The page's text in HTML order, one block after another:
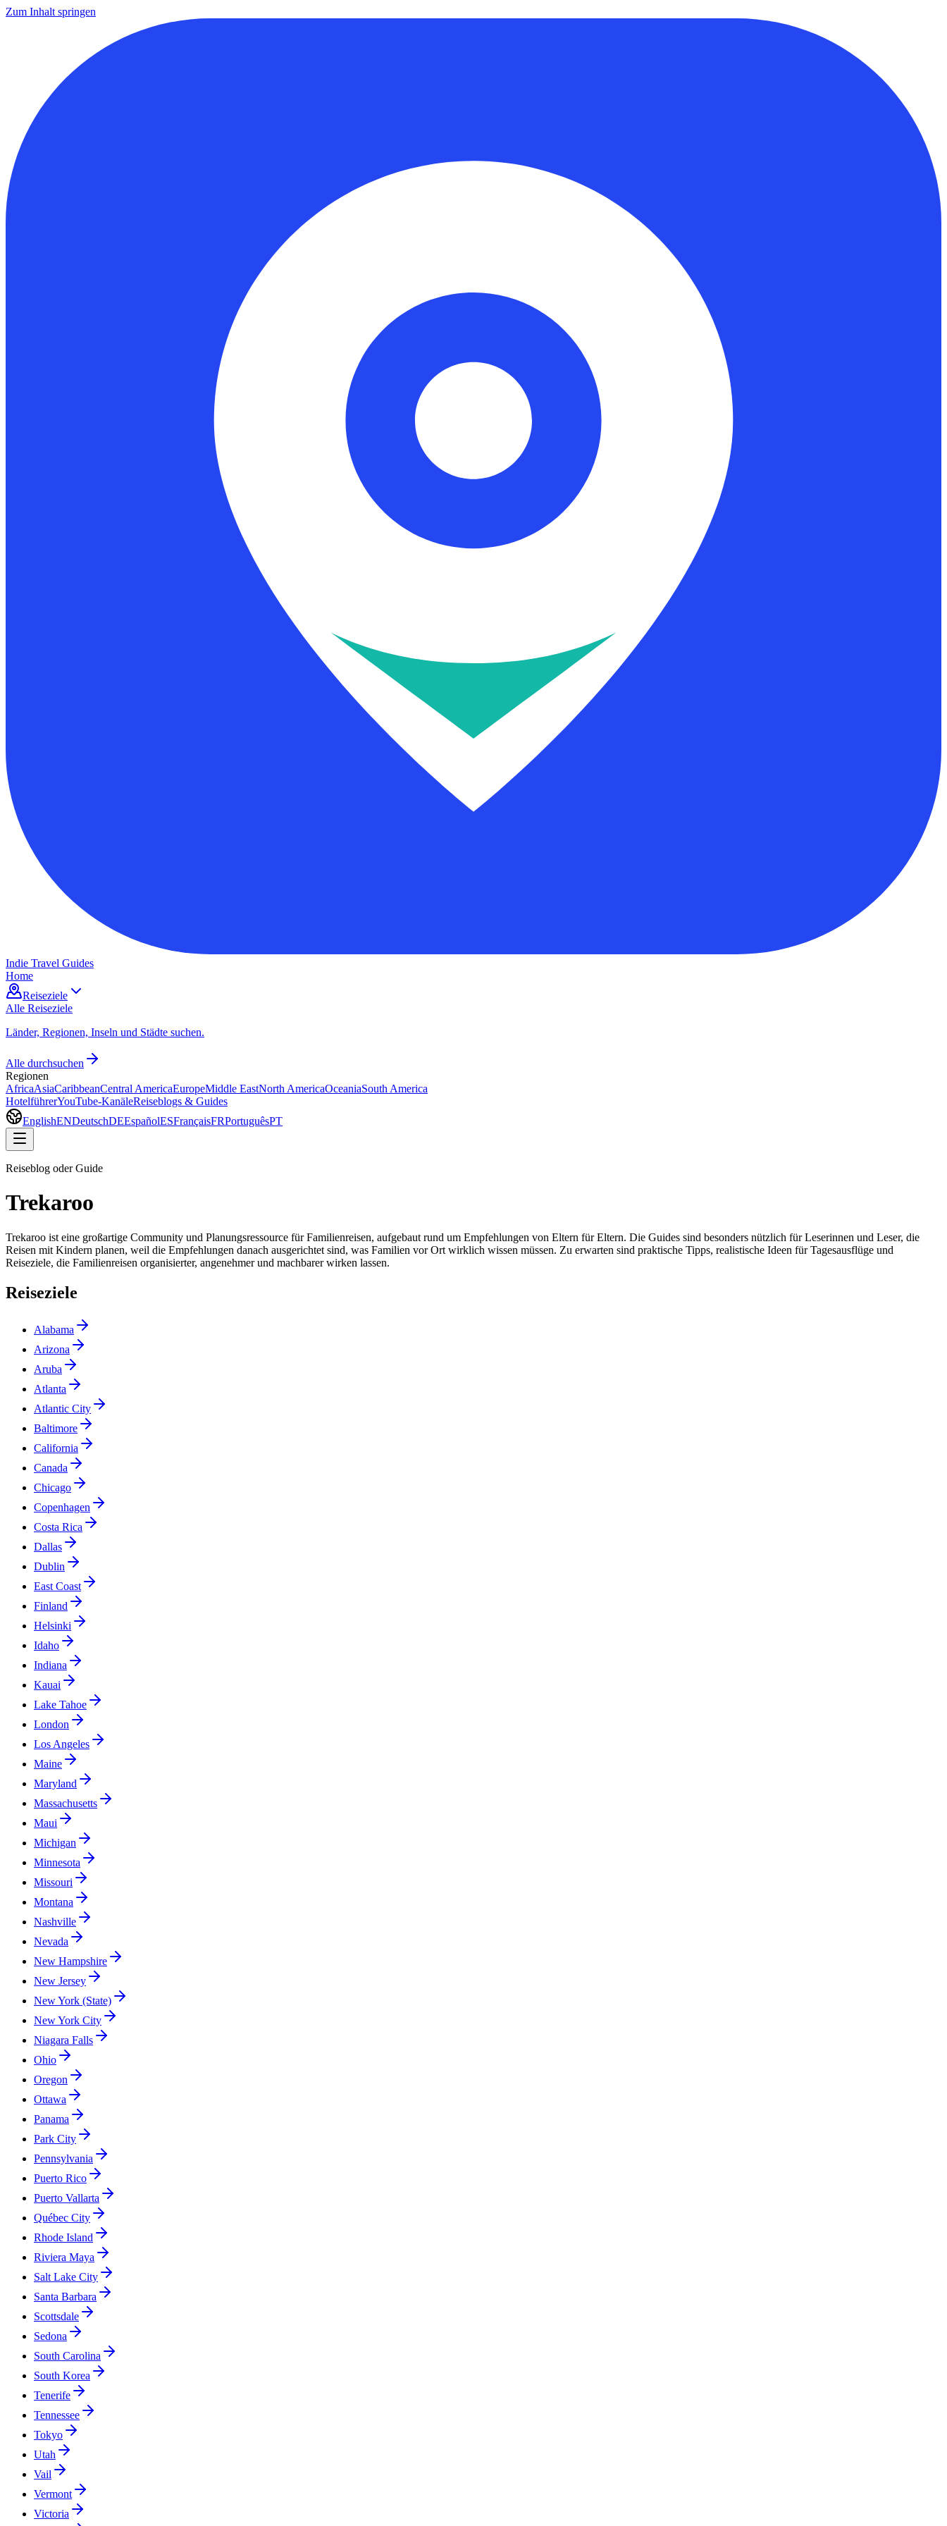
Zum Inhalt springen
Indie Travel Guides
Home
Reiseziele
Alle Reiseziele
Länder, Regionen, Inseln und Städte suchen.
Alle durchsuchen
Regionen
AfricaAsiaCaribbeanCentral AmericaEuropeMiddle EastNorth AmericaOceaniaSouth America
HotelführerYouTube-KanäleReiseblogs & Guides
EnglishENDeutschDEEspañolESFrançaisFRPortuguêsPT
Reiseblog oder Guide
Trekaroo
Trekaroo ist eine großartige Community und Planungsressource für Familienreisen, aufgebaut rund um Empfehlungen von Eltern für Eltern. Die Guides sind besonders nützlich für Leserinnen und Leser, die
Reisen mit Kindern planen, weil die Empfehlungen danach ausgerichtet sind, was Familien vor Ort wirklich wissen müssen. Zu erwarten sind praktische Tipps, realistische Ideen für Tagesausflüge und
Reiseziele, die Familienreisen organisierter, angenehmer und machbarer wirken lassen.
Reiseziele
Alabama
Arizona
Aruba
Atlanta
Atlantic City
Baltimore
California
Canada
Chicago
Copenhagen
Costa Rica
Dallas
Dublin
East Coast
Finland
Helsinki
Idaho
Indiana
Kauai
Lake Tahoe
London
Los Angeles
Maine
Maryland
Massachusetts
Maui
Michigan
Minnesota
Missouri
Montana
Nashville
Nevada
New Hampshire
New Jersey
New York (State)
New York City
Niagara Falls
Ohio
Oregon
Ottawa
Panama
Park City
Pennsylvania
Puerto Rico
Puerto Vallarta
Québec City
Rhode Island
Riviera Maya
Salt Lake City
Santa Barbara
Scottsdale
Sedona
South Carolina
South Korea
Tenerife
Tennessee
Tokyo
Utah
Vail
Vermont
Victoria